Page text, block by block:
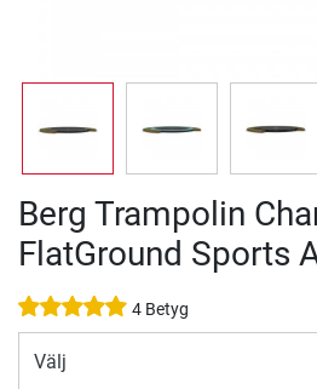
Berg Trampolin
FlatGround Sports
4 Betyg
Välj